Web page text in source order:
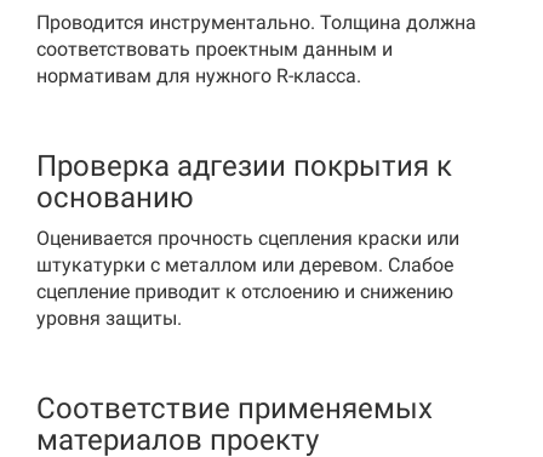
Проводится инструментально. Толщина должна
соответствовать проектным данным и
нормативам для нужного R-класса.
Проверка адгезии покрытия к
основанию
Оценивается прочность сцепления краски или
штукатурки с металлом или деревом. Слабое
сцепление приводит к отслоению и снижению
уровня защиты.
Соответствие применяемых
материалов проекту